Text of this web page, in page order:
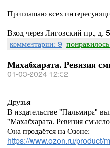
Приглашаю всех
Вход через Лиговский пр., д.
комментарии: 9 понравилось!
Махабхарата. Ревизия
01-03-2024 12:52
Друзья!
В издательстве "Пальмира"
"Махабхарата. Ревизия
Она продаётся на Озоне:
https://www.ozon.ru/product/